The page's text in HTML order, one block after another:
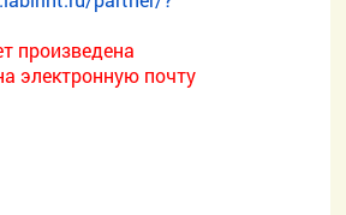
произведена
электронную почту